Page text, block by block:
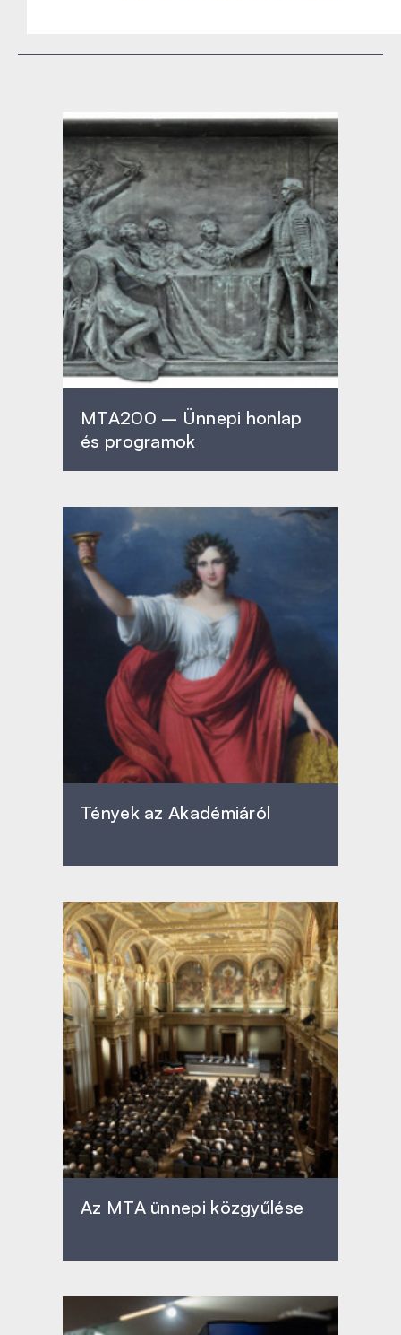
MTA200 – Ünnepi honlap
és programok
Tények az Akadémiáról
Az MTA ünnepi közgyűlése